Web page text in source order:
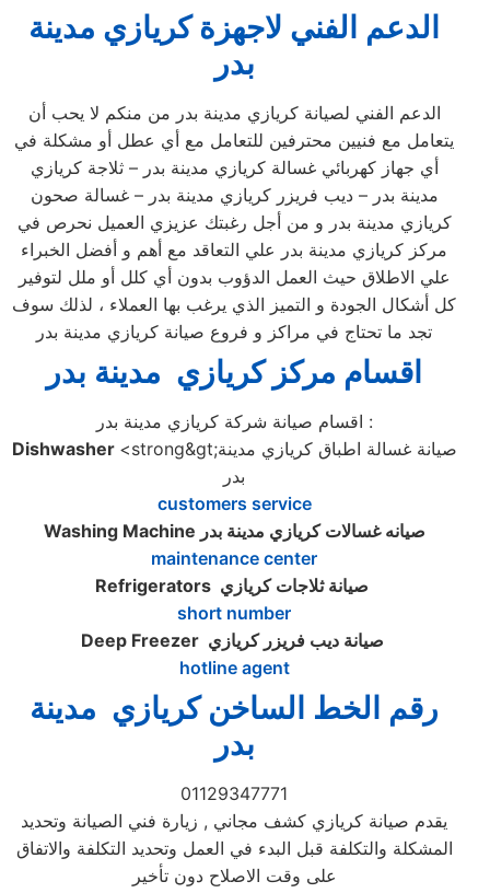
الدعم الفني لاجهزة كريازي مدينة
بدر
الدعم الفني لصيانة كريازي مدينة بدر من منكم لا يحب أن
يتعامل مع فنيين محترفين للتعامل مع أي عطل أو مشكلة في
أي جهاز كهربائي غسالة كريازي مدينة بدر – ثلاجة كريازي
مدينة بدر – ديب فريزر كريازي مدينة بدر – غسالة صحون
كريازي مدينة بدر و من أجل رغبتك عزيزي العميل نحرص في
مركز كريازي مدينة بدر علي التعاقد مع أهم و أفضل الخبراء
علي الاطلاق حيث العمل الدؤوب بدون أي كلل أو ملل لتوفير
كل أشكال الجودة و التميز الذي يرغب بها العملاء ، لذلك سوف
تجد ما تحتاج في مراكز و فروع صيانة كريازي مدينة بدر
اقسام مركز كريازي مدينة بدر
اقسام صيانة شركة كريازي مدينة بدر :
Dishwasher <strong&gt;صيانة غسالة اطباق كريازي مدينة
بدر
customers service
Washing Machine صيانه غسالات كريازي مدينة بدر
maintenance center
Refrigerators
short number
Deep Freezer
hotline agent
رقم الخط الساخن كريازي مدينة
بدر
01129347771
يقدم صيانة كريازي كشف مجاني , زيارة فني الصيانة وتحديد
المشكلة والتكلفة قبل البدء في العمل وتحديد التكلفة والاتفاق
على وقت الاصلاح دون تأخير